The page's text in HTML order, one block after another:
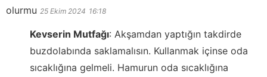
olurmu 25 Ekim 2024 16:18
Kevserin Mutfağı: Akşamdan yaptığın takdirde
buzdolabında saklamalısın. Kullanmak içinse oda
sıcaklığına gelmeli. Hamurun oda sıcaklığına